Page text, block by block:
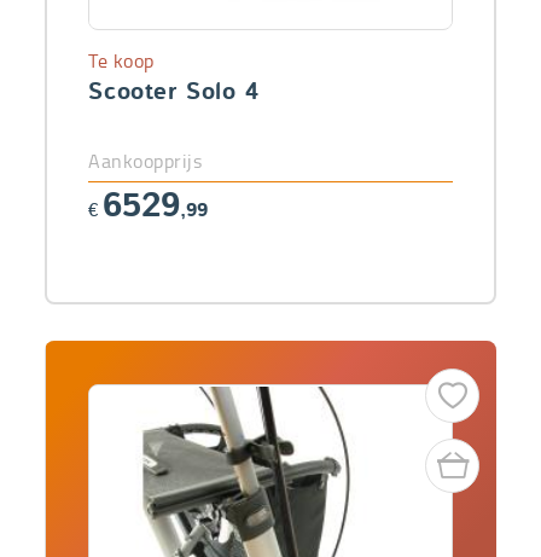
Scooter Solo 4
Te koop
Aankoopprijs
€ 6529,99